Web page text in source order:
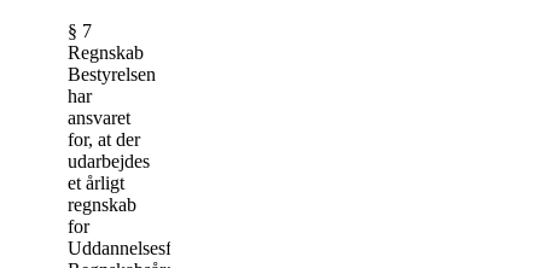
§ 7
Regnskab
Bestyrelsen
har
ansvaret
for, at der
udarbejdes
et årligt
regnskab
for
Uddannelsesfonden.